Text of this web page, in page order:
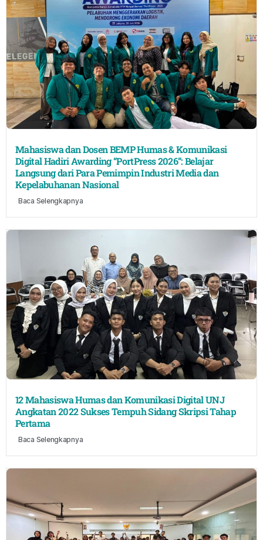
Mahasiswa dan Dosen BEMP Humas & Komunikasi
Digital Hadiri Awarding “PortPress 2026”: Belajar
Langsung dari Para Pemimpin Industri Media dan
Kepelabuhanan Nasional
Baca Selengkapnya
12 Mahasiswa Humas dan Komunikasi Digital UNJ
Angkatan 2022 Sukses Tempuh Sidang Skripsi Tahap
Pertama
Baca Selengkapnya